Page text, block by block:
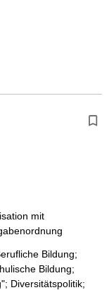
mit
Bildung;
Bildung;
Diversitätspolitik;